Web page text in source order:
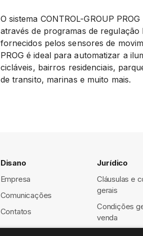
O sistema CONTROL-GROUP
através de programas de
fornecidos pelos sensores de
PROG é ideal para automatizar a
cicláveis, bairros residenciais,
de transito, marinas e muito mais.
Disano
Empresa
Comunicações
Contatos
Jurídico
Cláusulas e
gerais
Condições
venda